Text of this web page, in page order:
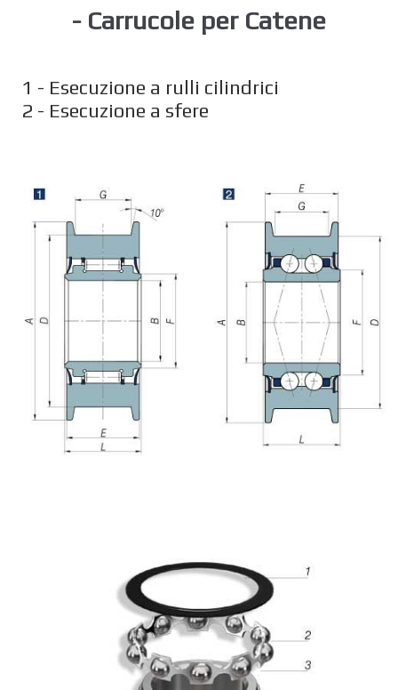
- Carrucole per Catene
1 - Esecuzione a rulli cilindrici
2 - Esecuzione a sfere